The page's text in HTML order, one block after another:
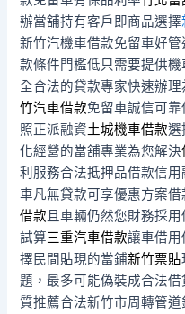
辦當舖持有客戶即商品選擇
新竹汽機車借款免留車好
款條件門檻低只需要提供
全合法的貸款專家快速辦
竹汽車借款免留車誠信可
照正派融資土城機車借款選
化經營的當舖專業為您解決
利服務合法抵押品借款信
車凡無貸款可享優惠方案
借款 且車輛仍然您財務採
試算三重汽車借款讓車借
擇民間貼現的當鋪新竹票貼
題，最多可能偽裝成合法
質推薦合法新竹市周轉管